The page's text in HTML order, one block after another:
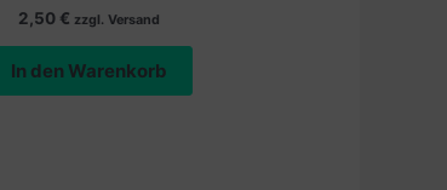
2,50 € zzgl. Versand
In den Warenkorb